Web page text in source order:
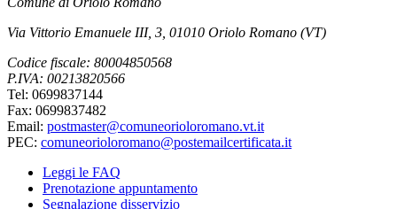
Via Vittorio Emanuele III, 3, 01010 Oriolo Romano (VT)
Codice fiscale: 80004850568
P.IVA: 00213820566
Tel: 0699837144
Fax: 0699837482
Email: postmaster@comuneorioloromano.vt.it
PEC: comuneorioloromano@postemailcertificata.it
Leggi le FAQ
Prenotazione appuntamento
Segnalazione disservizio